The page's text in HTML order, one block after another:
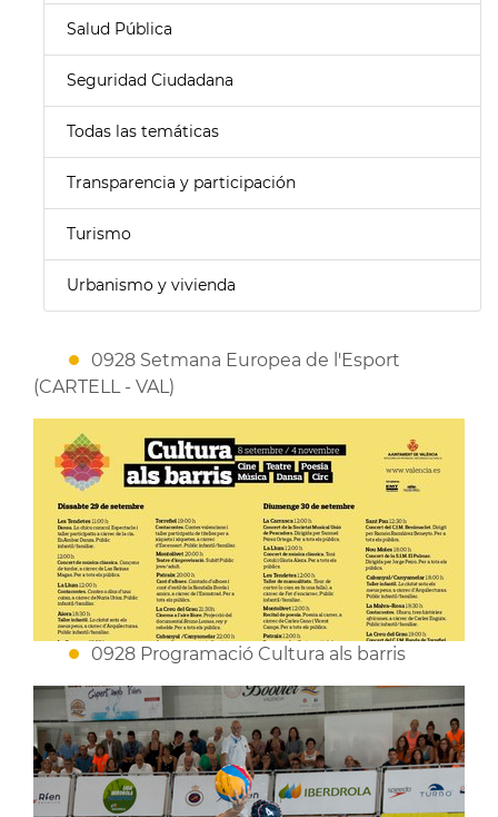
Salud Pública
Seguridad Ciudadana
Todas las temáticas
Transparencia y participación
Turismo
Urbanismo y vivienda
0928 Setmana Europea de l'Esport
(CARTELL - VAL)
0928 Programació Cultura als barris